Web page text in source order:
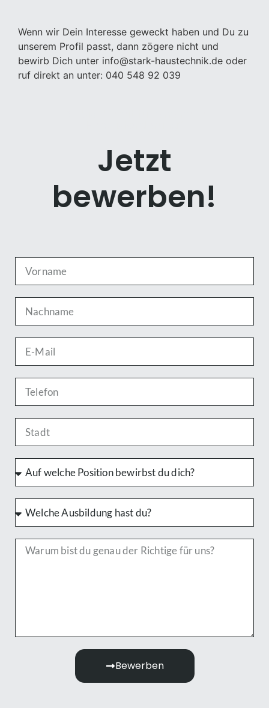
Wenn wir Dein Interesse geweckt haben und Du zu
unserem Profil passt, dann zögere nicht und
bewirb Dich unter info@stark-haustechnik.de oder
ruf direkt an unter: 040 548 92 039
Jetzt
bewerben!
Bewerben